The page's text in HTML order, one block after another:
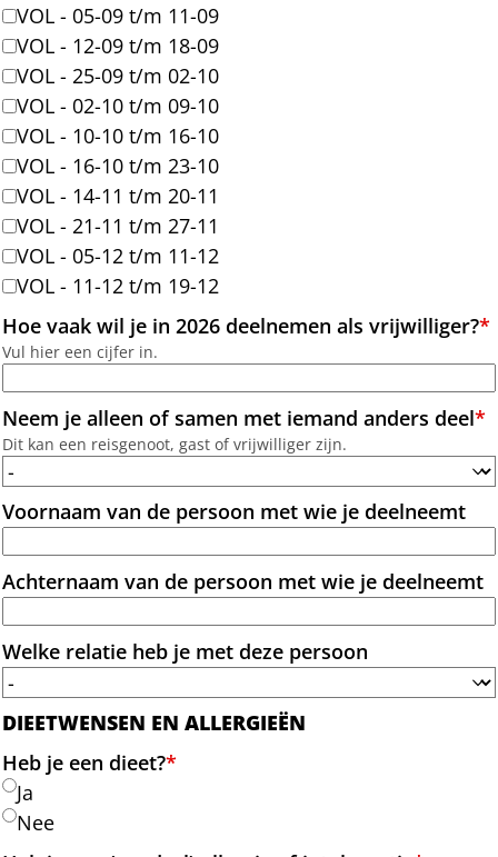
VOL - 05-09 t/m 11-09
VOL - 12-09 t/m 18-09
VOL - 25-09 t/m 02-10
VOL - 02-10 t/m 09-10
VOL - 10-10 t/m 16-10
VOL - 16-10 t/m 23-10
VOL - 14-11 t/m 20-11
VOL - 21-11 t/m 27-11
VOL - 05-12 t/m 11-12
VOL - 11-12 t/m 19-12
Hoe vaak wil je in 2026 deelnemen als vrijwilliger?*
Vul hier een cijfer in.
Neem je alleen of samen met iemand anders deel*
Dit kan een reisgenoot, gast of vrijwilliger zijn.
Voornaam van de persoon met wie je deelneemt
Achternaam van de persoon met wie je deelneemt
Welke relatie heb je met deze persoon
DIEETWENSEN EN ALLERGIEËN
Heb je een dieet?*
Ja
Nee